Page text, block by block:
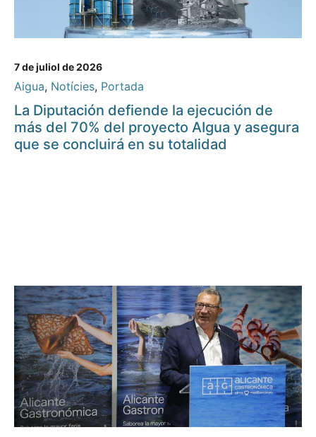
7 de juliol de 2026
Aigua, Notícies, Portada
La Diputación defiende la ejecución de
más del 70% del proyecto AIgua y asegura
que se concluirá en su totalidad